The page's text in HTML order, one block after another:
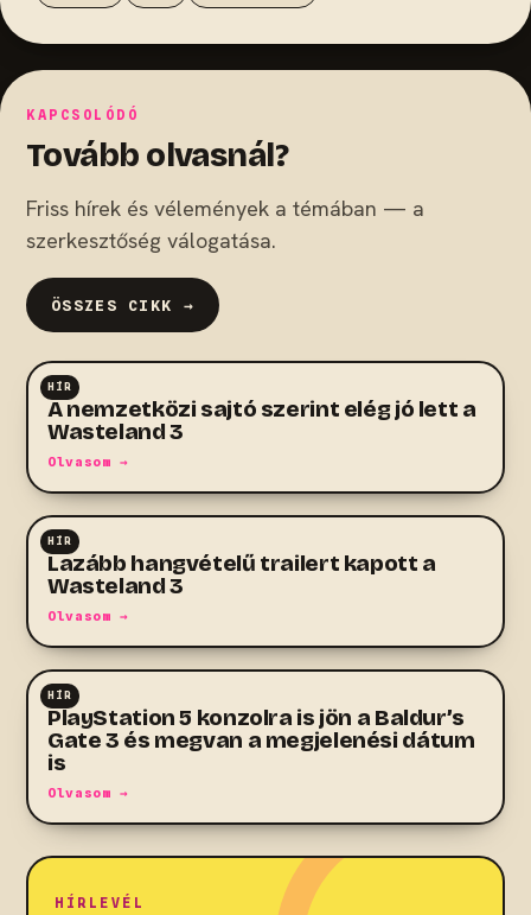
KAPCSOLÓDÓ
Tovább olvasnál?
Friss hírek és vélemények a témában — a
szerkesztőség válogatása.
ÖSSZES CIKK →
HÍR
RPG
A nemzetközi sajtó szerint elég jó lett a
Wasteland 3
Olvasom →
HÍR
RPG
Lazább hangvételű trailert kapott a
Wasteland 3
Olvasom →
HÍR
RPG
PlayStation 5 konzolra is jön a Baldur’s
Gate 3 és megvan a megjelenési dátum
is
Olvasom →
HÍRLEVÉL